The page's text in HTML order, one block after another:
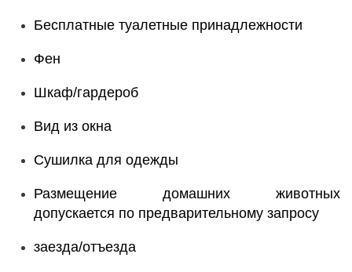
Бесплатные туалетные принадлежности
Фен
Шкаф/гардероб
Вид из окна
Сушилка для одежды
Размещение домашних животных
допускается по предварительному запросу
заезда/отъезда